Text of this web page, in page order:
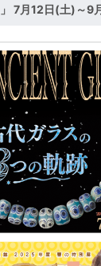
7月12日(土)～9